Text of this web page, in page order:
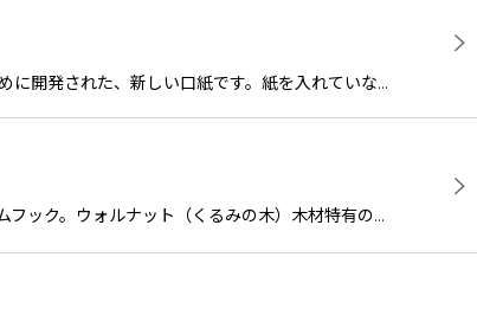
開発された、新しい口紙です。紙を入れていな…
ック。ウォルナット（くるみの木）木材特有の…